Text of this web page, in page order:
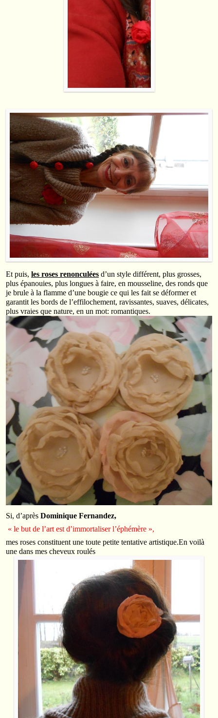
Et puis, les roses renonculées d’un style différent, plus grosses,
plus épanouies, plus longues à faire, en mousseline, des ronds que
je brule à la flamme d’une bougie ce qui les fait se déformer et
garantit les bords de l’effilochement, ravissantes, suaves, délicates,
plus vraies que nature, en un mot: romantiques.
Si, d’après Dominique Fernandez,
« le but de l’art est d’immortaliser l’éphémère »,
mes roses constituent une toute petite tentative artistique.En voilà
une dans mes cheveux roulés